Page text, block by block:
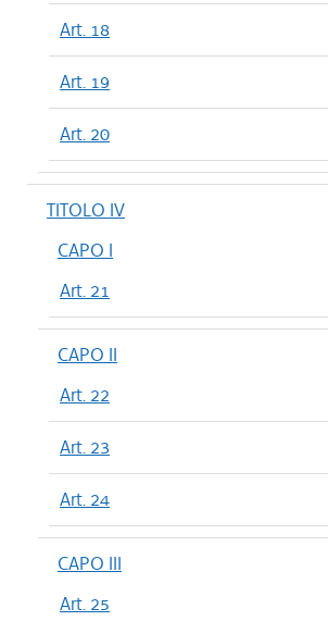
Art. 18
Art. 19
Art. 20
TITOLO IV
CAPO I
Art. 21
CAPO II
Art. 22
Art. 23
Art. 24
CAPO III
Art. 25